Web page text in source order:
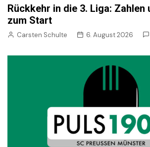
Rückkehr in die 3. Liga: Zahlen
zum Start
Carsten Schulte 6. August 2026